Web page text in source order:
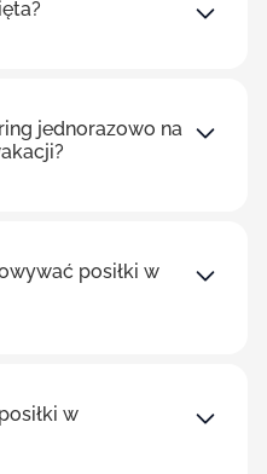
jednorazowo na
posiłki w
w